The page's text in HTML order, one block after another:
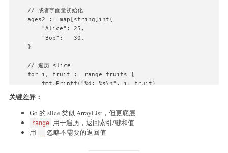
    // 或者字面量初始化
    ages2 := map[string]int{
        "Alice": 25,
        "Bob":   30,
    }
    // 遍历 slice
    for i, fruit := range fruits {
        fmt.Printf("%d: %s\n", i, fruit)
    }
    // 遍历 map
    for name, age := range ages2 {
        fmt.Printf("%s: %d\n", name, age)
关键差异：
Go 的 slice 类似 ArrayList，但更底层
range 用于遍历，返回索引/键和值
用
忽略不需要的返回值